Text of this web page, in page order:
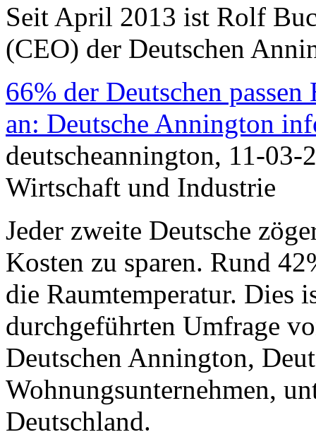
Seit April 2013 ist Rolf
(CEO) der Deutschen
66% der Deutschen
an: Deutsche Annington
deutscheannington, 11-03-
Wirtschaft und Industrie
Jeder zweite Deutsche
Kosten zu sparen. Rund
die Raumtemperatur. Dies
durchgeführten Umfrage
Deutschen Annington,
Wohnungsunternehmen,
Deutschland.